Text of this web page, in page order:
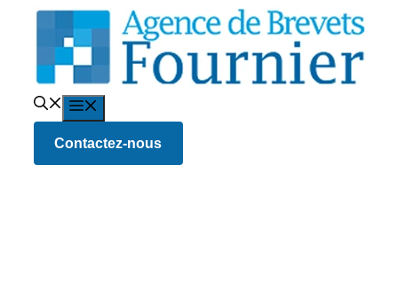
Contactez-nous